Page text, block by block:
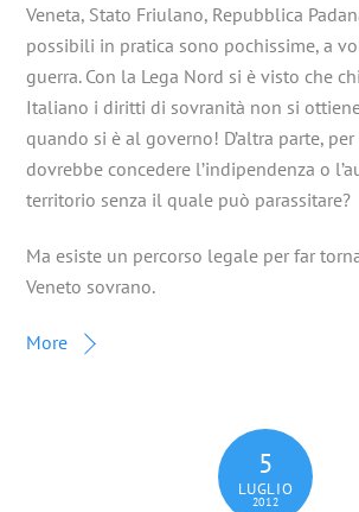
Veneta, Stato Friulano, Repubblica
possibili in pratica sono pochissime, a
guerra. Con la Lega Nord si è visto che
Italiano i diritti di sovranità non si
quando si è al governo! D’altra parte,
dovrebbe concedere l’indipendenza o
territorio senza il quale può parassitare?
Ma esiste un percorso legale per far
Veneto sovrano.
More
5
LUGLIO
2012